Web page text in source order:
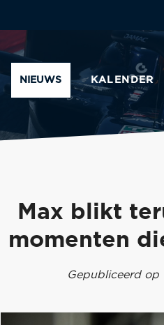
NIEUWS KALENDER
Max blikt
momenten
Gepubliceerd op